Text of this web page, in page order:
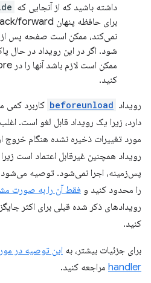
داشته باشید که از آنجایی که
نمی‌کند، ممکن است صفحه پس از
شود. اگر در این رویداد در حال
کنید.
رویداد beforeunload کاربرد کمی
دارد، زیرا یک رویداد قابل لغو است.
مورد تغییرات ذخیره نشده هنگام
رویداد همچنین غیرقابل اعتماد است
پس‌زمینه، اجرا نمی‌شود. توصیه می‌شود
را محدود کنید و فقط آن را به صورت
رویدادهای ذکر شده قبلی برای اکثر
کنید.
برای جزئیات بیشتر، به این توصیه در
handler مراجعه کنید.